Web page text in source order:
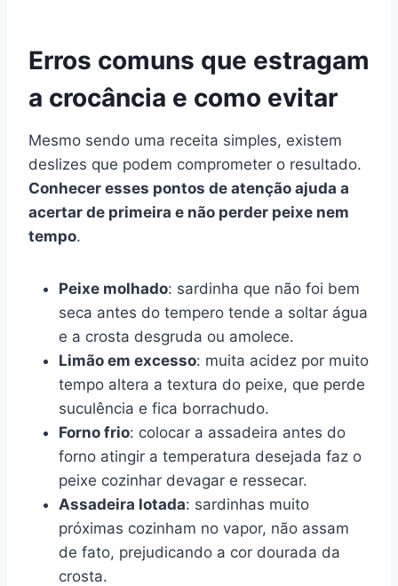
Erros comuns que estragam
a crocância e como evitar
Mesmo sendo uma receita simples, existem
deslizes que podem comprometer o resultado.
Conhecer esses pontos de atenção ajuda a
acertar de primeira e não perder peixe nem
tempo.
Peixe molhado: sardinha que não foi bem
seca antes do tempero tende a soltar água
e a crosta desgruda ou amolece.
Limão em excesso: muita acidez por muito
tempo altera a textura do peixe, que perde
suculência e fica borrachudo.
Forno frio: colocar a assadeira antes do
forno atingir a temperatura desejada faz o
peixe cozinhar devagar e ressecar.
Assadeira lotada: sardinhas muito
próximas cozinham no vapor, não assam
de fato, prejudicando a cor dourada da
crosta.